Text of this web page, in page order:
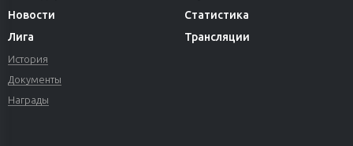
«Лида» 4 раза реализовала большинство и
одержала победу над «Авиатором» в Кубке Салея
Новости
Статистика
Лига
История
Документы
Награды
Трансляции